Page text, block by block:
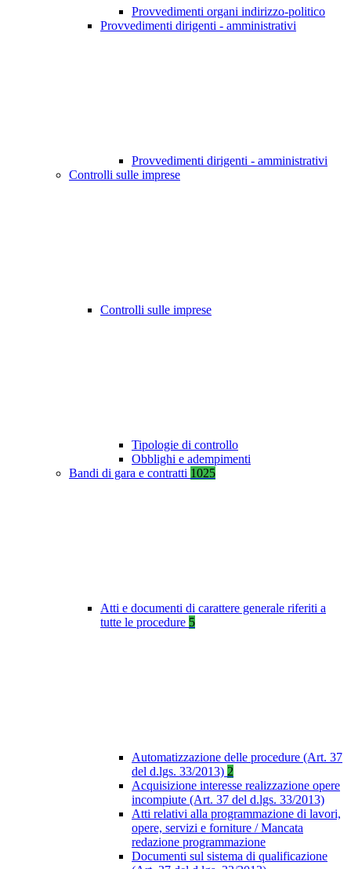
Provvedimenti organi indirizzo-politico
Provvedimenti dirigenti - amministrativi
Provvedimenti dirigenti - amministrativi
Controlli sulle imprese
Controlli sulle imprese
Tipologie di controllo
Obblighi e adempimenti
Bandi di gara e contratti 1025
Atti e documenti di carattere generale riferiti a
tutte le procedure 5
Automatizzazione delle procedure (Art. 37
del d.lgs. 33/2013) 2
Acquisizione interesse realizzazione opere
incompiute (Art. 37 del d.lgs. 33/2013)
Atti relativi alla programmazione di lavori,
opere, servizi e forniture / Mancata
redazione programmazione
Documenti sul sistema di qualificazione